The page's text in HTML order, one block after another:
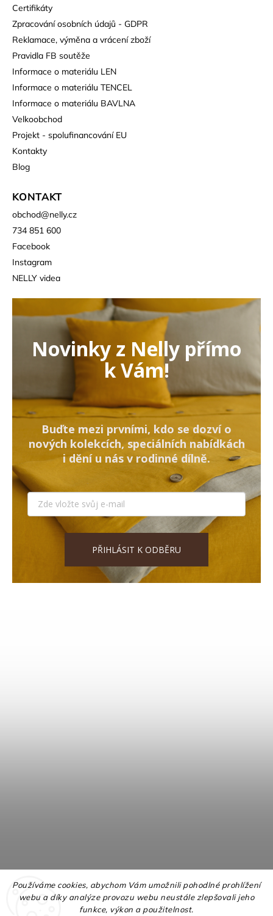
Používáme cookies, abychom Vám umožnili pohodlné prohlížení
webu a díky analýze provozu webu neustále zlepšovali jeho
funkce, výkon a použitelnost.
Certifikáty
Zpracování osobních údajů - GDPR
Reklamace, výměna a vrácení zboží
Pravidla FB soutěže
Informace o materiálu LEN
Informace o materiálu TENCEL
Informace o materiálu BAVLNA
Velkoobchod
Projekt - spolufinancování EU
Kontakty
Blog
KONTAKT
obchod@nelly.cz
734 851 600
Facebook
Instagram
NELLY videa
Novinky z Nelly přímo
k Vám!
Buďte mezi prvními, kdo se dozví o
nových kolekcích, speciálních nabídkách
i dění u nás v rodinné dílně.
PŘIHLÁSIT K ODBĚRU